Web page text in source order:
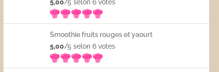
5,00/5 selon 6votes
Smoothie fruits rouges et yaourt
5,00/5 selon 6votes